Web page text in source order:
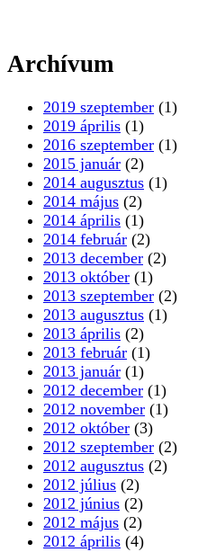
Archívum
2019 szeptember (1)
2019 április (1)
2016 szeptember (1)
2015 január (2)
2014 augusztus (1)
2014 május (2)
2014 április (1)
2014 február (2)
2013 december (2)
2013 október (1)
2013 szeptember (2)
2013 augusztus (1)
2013 április (2)
2013 február (1)
2013 január (1)
2012 december (1)
2012 november (1)
2012 október (3)
2012 szeptember (2)
2012 augusztus (2)
2012 július (2)
2012 június (2)
2012 május (2)
2012 április (4)